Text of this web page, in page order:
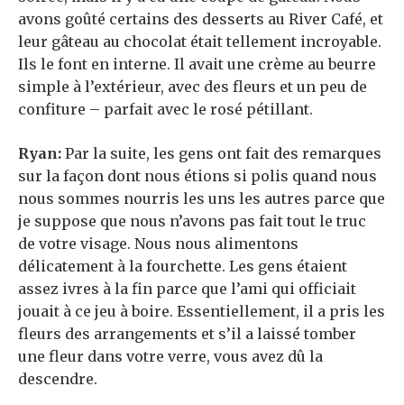
avons goûté certains des desserts au River Café, et
leur gâteau au chocolat était tellement incroyable.
Ils le font en interne. Il avait une crème au beurre
simple à l’extérieur, avec des fleurs et un peu de
confiture – parfait avec le rosé pétillant.
Ryan: Par la suite, les gens ont fait des remarques
sur la façon dont nous étions si polis quand nous
nous sommes nourris les uns les autres parce que
je suppose que nous n’avons pas fait tout le truc
de votre visage. Nous nous alimentons
délicatement à la fourchette. Les gens étaient
assez ivres à la fin parce que l’ami qui officiait
jouait à ce jeu à boire. Essentiellement, il a pris les
fleurs des arrangements et s’il a laissé tomber
une fleur dans votre verre, vous avez dû la
descendre.